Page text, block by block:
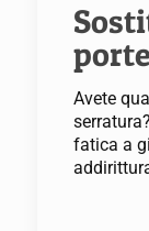
Avete
fatica a